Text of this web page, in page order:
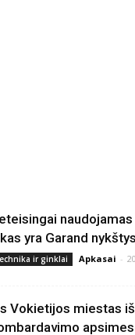
yra Garand
ir ginklai Apkasai -
Vokietijos miestas